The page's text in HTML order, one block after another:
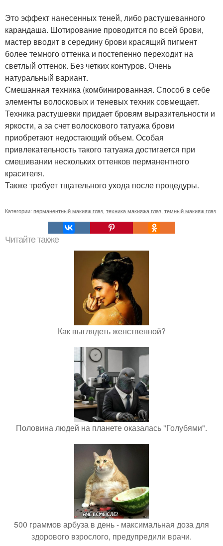
Это эффект нанесенных теней, либо растушеванного
карандаша. Шотирование проводится по всей брови,
мастер вводит в середину брови красящий пигмент
более темного оттенка и постепенно переходит на
светлый оттенок. Без четких контуров. Очень
натуральный вариант.
Смешанная техника (комбинированная. Способ в себе
элементы волосковых и теневых техник совмещает.
Техника растушевки придает бровям выразительности и
яркости, а за счет волоскового татуажа брови
приобретают недостающий объем. Особая
привлекательность такого татуажа достигается при
смешивании нескольких оттенков перманентного
красителя.
Также требует тщательного ухода после процедуры.
Категории: перманентный макияж глаз техника макияжа глаз темный макияж глаз
Читайте также
Как выглядеть женственной?
Половина людей на планете оказалась "Голубями".
500 граммов арбуза в день - максимальная доза для
здорового взрослого, предупредили врачи.